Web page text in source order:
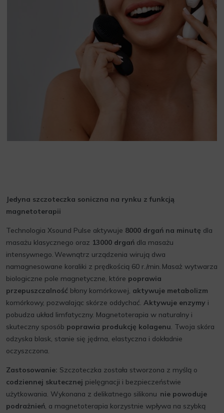
Jedyna szczoteczka soniczna na rynku z funkcją
magnetoterapii
Technologia Xsound Pulse aktywuje 8000 drgań na minutę dla
masażu klasycznego oraz 13000 drgań dla masażu
intensywnego. Wewnątrz urządzenia wirują dwa
namagnesowane koraliki z prędkością 60 r./min. Masaż̇ wytwarza
biologiczne pole magnetyczne, które poprawia
przepuszczalność błony komórkowej, aktywuje metabolizm
komórkowy, pozwalając skórze oddychać. Aktywuje enzymy i
pobudza układ limfatyczny. Magnetoterapia w naturalny i
skuteczny sposób poprawia produkcję kolagenu. Twoja skóra
odzyska blask, stanie się jędrna, elastyczna i dokładnie
oczyszczona.
Zastosowanie: Szczoteczka została stworzona z myślą o
codziennej skutecznej pielęgnacji i bezpieczeństwie
użytkowania. Wykonana z delikatnego silikonu nie powoduje
podrażnień, a magnetoterapia korzystnie wpływa na szybką